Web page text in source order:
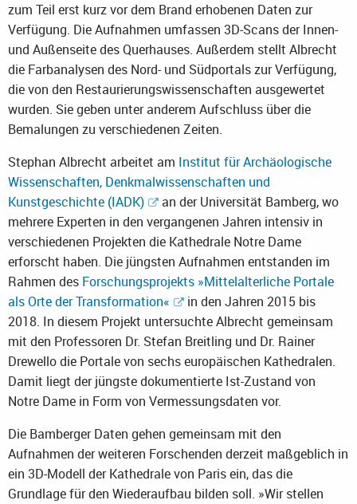
zum Teil erst kurz vor dem Brand erhobenen Daten zur
Verfügung. Die Aufnahmen umfassen 3D-Scans der Innen-
und Außenseite des Querhauses. Außerdem stellt Albrecht
die Farbanalysen des Nord- und Südportals zur Verfügung,
die von den Restaurierungswissenschaften ausgewertet
wurden. Sie geben unter anderem Aufschluss über die
Bemalungen zu verschiedenen Zeiten.
Stephan Albrecht arbeitet am Institut für Archäologische
Wissenschaften, Denkmalwissenschaften und
Kunstgeschichte (IADK)
an der Universität Bamberg, wo
mehrere Experten in den vergangenen Jahren intensiv in
verschiedenen Projekten die Kathedrale Notre Dame
erforscht haben. Die jüngsten Aufnahmen entstanden im
Rahmen des Forschungsprojekts »Mittelalterliche Portale
als Orte der Transformation«
in den Jahren 2015 bis
2018. In diesem Projekt untersuchte Albrecht gemeinsam
mit den Professoren Dr. Stefan Breitling und Dr. Rainer
Drewello die Portale von sechs europäischen Kathedralen.
Damit liegt der jüngste dokumentierte Ist-Zustand von
Notre Dame in Form von Vermessungsdaten vor.
Die Bamberger Daten gehen gemeinsam mit den
Aufnahmen der weiteren Forschenden derzeit maßgeblich in
ein 3D-Modell der Kathedrale von Paris ein, das die
Grundlage für den Wiederaufbau bilden soll. »Wir stellen